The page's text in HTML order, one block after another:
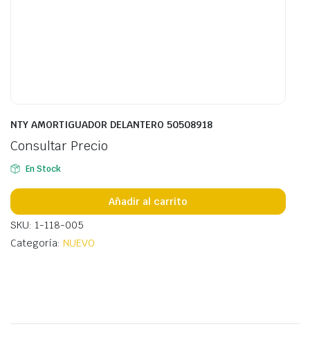
NTY AMORTIGUADOR DELANTERO 50508918
Consultar Precio
En Stock
Añadir al carrito
SKU: 1-118-005
Categoría: NUEVO